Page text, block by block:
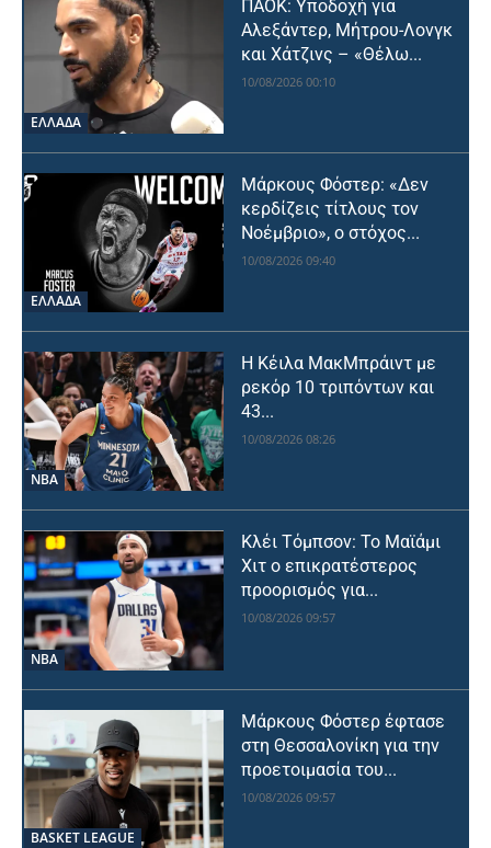
ΕΛΛΑΔΑ
ΠΑΟΚ: Υποδοχή για
Αλεξάντερ, Μήτρου-Λονγκ
και Χάτζινς – «Θέλω...
10/08/2026 00:10
ΕΛΛΑΔΑ
Μάρκους Φόστερ: «Δεν
κερδίζεις τίτλους τον
Νοέμβριο», ο στόχος...
10/08/2026 09:40
NBA
Η Κέιλα ΜακΜπράιντ με
ρεκόρ 10 τριπόντων και
43...
10/08/2026 08:26
NBA
Κλέι Τόμπσον: Το Μαϊάμι
Χιτ ο επικρατέστερος
προορισμός για...
10/08/2026 09:57
BASKET LEAGUE
Μάρκους Φόστερ έφτασε
στη Θεσσαλονίκη για την
προετοιμασία του...
10/08/2026 09:57